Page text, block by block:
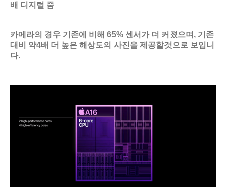
배 디지털 줌
카메라의 경우 기존에 비해 65% 센서가 더 커졌으며, 기존
대비 약4배 더 높은 해상도의 사진을 제공할것으로 보입니
다.